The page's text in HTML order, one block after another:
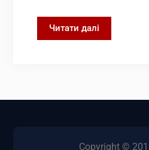
Читати даліРозклад
занять
Copyright ©